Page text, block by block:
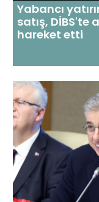
Yabancı
satış, DİBS'te
hareket etti